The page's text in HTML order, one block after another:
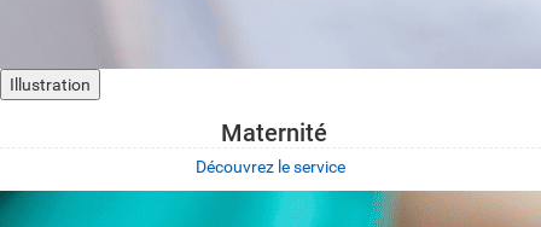
Illustration
Maternité
Découvrez le service